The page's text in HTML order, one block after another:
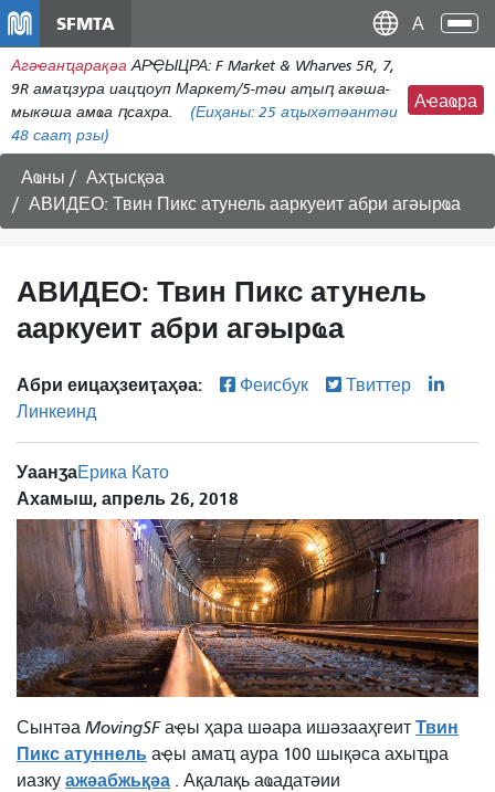
ン
コ
ン
ツ
に
動
SFMTA
Агәҽанҵарақәа АРҾЫЦРА: F Market & Wharves 5R, 7,
9R амаҵзура иацҵоуп Маркет/5-тәи аҭыԥ акәша-
мыкәша амҩа ԥсахра.
(Еиҳаны: 25 аҵыхәтәантәи
48 сааҭ рзы)
Аҽаҩра
Аҩны
Ахҭысқәа
АВИДЕО: Твин Пикс атунель ааркуеит абри агәырҩа
АВИДЕО: Твин Пикс атунель
ааркуеит абри агәырҩа
Абри еицаҳзеиҭаҳәа: Феисбук
Твиттер
Линкеинд
УаанӡаЕрика Като
Ахамыш, апрель 26, 2018
Сынтәа MovingSFаҿы ҳара шәара ишәзааҳгеит Твин
Пикс атуннель аҿы амаҵ аура 100 шықәса ахыҵра
иазку ажәабжьқәа . Ақалақь аҩадатәии